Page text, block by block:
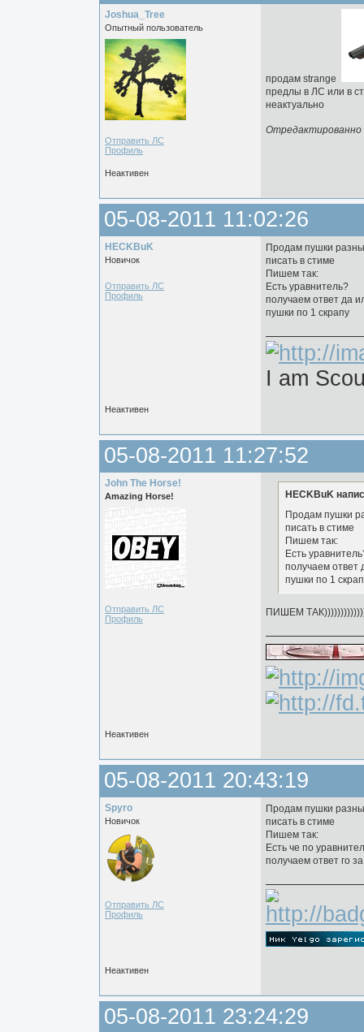
Joshua_Tree
Опытный пользователь
Отправить ЛС
Профиль
продам strange
предлы в ЛС или в
неактуально
Отредактированно
Неактивен
05-08-2011 11:02:26
HECKBuK
Новичок
Отправить ЛС
Профиль
Продам пушки
писать в стиме
Пишем так:
Есть уравнитель?
получаем ответ да
пушки по 1 скрапу
I am
Неактивен
05-08-2011 11:27:52
John The Horse!
Amazing Horse!
Отправить ЛС
Профиль
HECKBuK
Продам пушки
писать в стиме
Пишем так:
Есть
получаем ответ
пушки по 1
ПИШЕМ
Неактивен
05-08-2011 20:43:19
Spyro
Новичок
Отправить ЛС
Профиль
Продам пушки
писать в стиме
Пишем так:
Есть че по
получаем ответ го
Неактивен
05-08-2011 23:24:29